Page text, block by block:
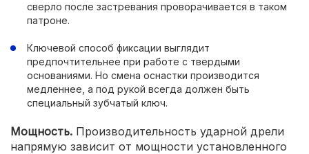
сверло после застревания проворачивается в таком
патроне.
Ключевой способ фиксации выглядит
предпочтительнее при работе с твердыми
основаниями. Но смена оснастки производится
медленнее, а под рукой всегда должен быть
специальный зубчатый ключ.
Мощность. Производительность ударной дрели
напрямую зависит от мощности установленного